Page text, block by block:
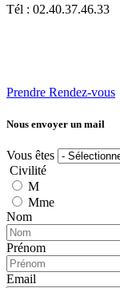
Tél : 02.40.37.46.33
Prendre Rendez-vous
Nous envoyer un mail
Vous êtes
Civilité
M
Mme
Nom
Prénom
Email